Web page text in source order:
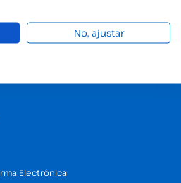
Electrónica
No, ajustar